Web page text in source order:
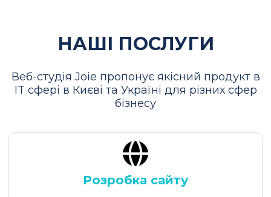
НАШІ ПОСЛУГИ
Веб-студія Joie пропонує якісний продукт в
IT сфері в Києві та Україні для різних сфер
бізнесу
Розробка сайту